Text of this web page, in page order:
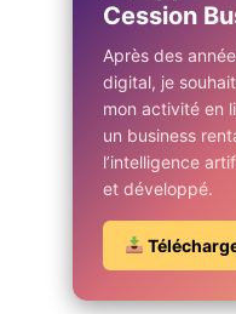
Cession
Après des
digital, je
mon activité en
un business
l’intelligence
et développé.